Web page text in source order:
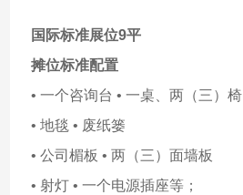
国际标准展位9平
摊位标准配置
• 一个咨询台 • 一桌、两（三）椅
• 地毯 • 废纸篓
• 公司楣板 • 两（三）面墙板
• 射灯 • 一个电源插座等；